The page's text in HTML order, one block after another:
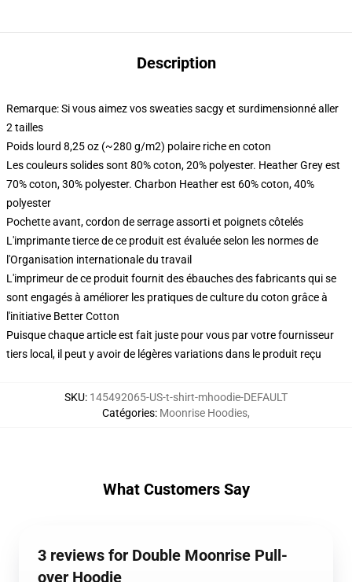
Description
Remarque: Si vous aimez vos sweaties sacgy et surdimensionné aller
2 tailles
Poids lourd 8,25 oz (~280 g/m2) polaire riche en coton
Les couleurs solides sont 80% coton, 20% polyester. Heather Grey est
70% coton, 30% polyester. Charbon Heather est 60% coton, 40%
polyester
Pochette avant, cordon de serrage assorti et poignets côtelés
L'imprimante tierce de ce produit est évaluée selon les normes de
l'Organisation internationale du travail
L'imprimeur de ce produit fournit des ébauches des fabricants qui se
sont engagés à améliorer les pratiques de culture du coton grâce à
l'initiative Better Cotton
Puisque chaque article est fait juste pour vous par votre fournisseur
tiers local, il peut y avoir de légères variations dans le produit reçu
SKU: 145492065-US-t-shirt-mhoodie-DEFAULT
Catégories: Moonrise Hoodies,
What Customers Say
3 reviews for Double Moonrise Pull-
over Hoodie